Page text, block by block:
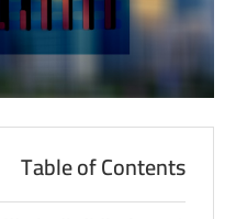
Table of Contents